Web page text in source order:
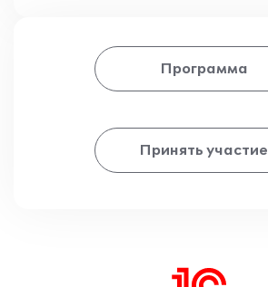
Программа
Принять участие